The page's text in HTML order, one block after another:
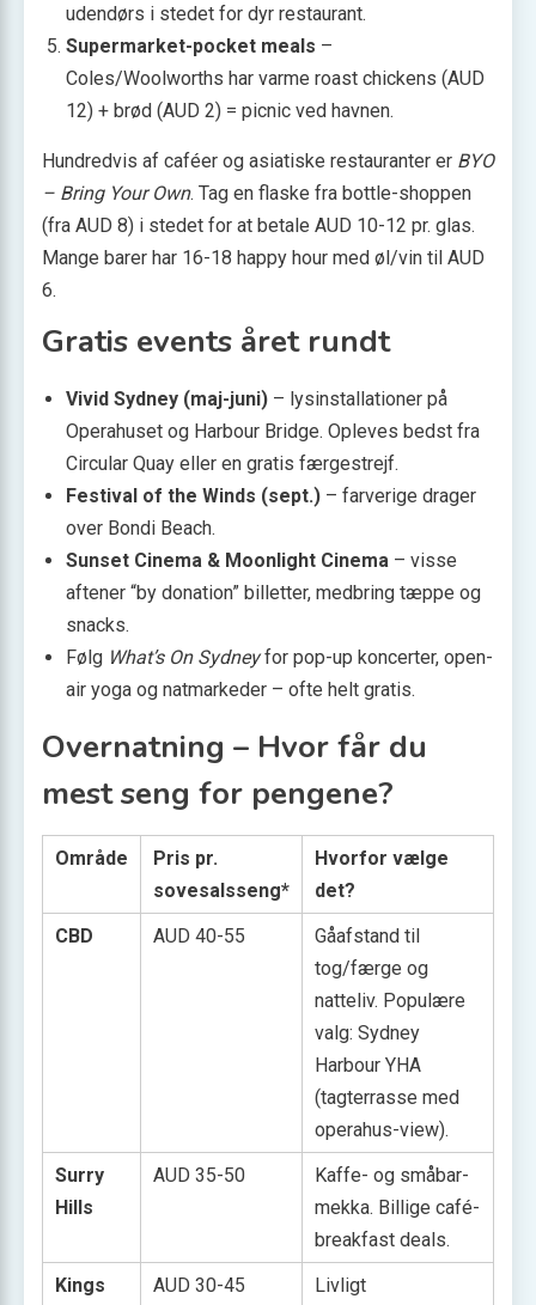
udendørs i stedet for dyr restaurant.
Supermarket-pocket meals –
Coles/Woolworths har varme roast chickens (AUD
12) + brød (AUD 2) = picnic ved havnen.
Hundredvis af caféer og asiatiske restauranter er BYO
– Bring Your Own. Tag en flaske fra bottle-shoppen
(fra AUD 8) i stedet for at betale AUD 10-12 pr. glas.
Mange barer har 16-18 happy hour med øl/vin til AUD
6.
Gratis events året rundt
Vivid Sydney (maj-juni) – lysinstallationer på
Operahuset og Harbour Bridge. Opleves bedst fra
Circular Quay eller en gratis færgestrejf.
Festival of the Winds (sept.) – farverige drager
over Bondi Beach.
Sunset Cinema & Moonlight Cinema – visse
aftener “by donation” billetter, medbring tæppe og
snacks.
Følg What’s On Sydneyfor pop-up koncerter, open-
air yoga og natmarkeder – ofte helt gratis.
Overnatning – Hvor får du
mest seng for pengene?
Område
Pris pr.
sovesalsseng*
Hvorfor vælge
det?
CBD
AUD 40-55
Gåafstand til
tog/færge og
natteliv. Populære
valg: Sydney
Harbour YHA
(tagterrasse med
operahus-view).
Surry
Hills
AUD 35-50
Kaffe- og småbar-
mekka. Billige café-
breakfast deals.
Kings
AUD 30-45
Livligt